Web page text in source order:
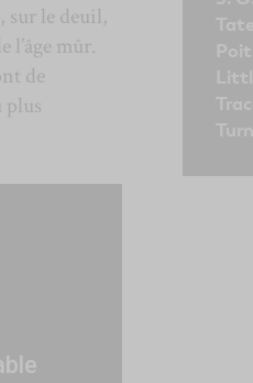
sur le deuil,
l’âge mûr.
de
plus